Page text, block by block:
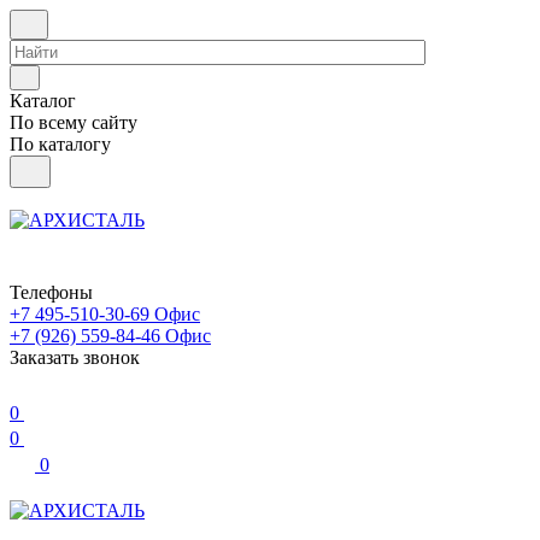
Каталог
По всему сайту
По каталогу
Телефоны
+7 495-510-30-69 Офис
+7 (926) 559-84-46 Офис
Заказать звонок
0
0
0